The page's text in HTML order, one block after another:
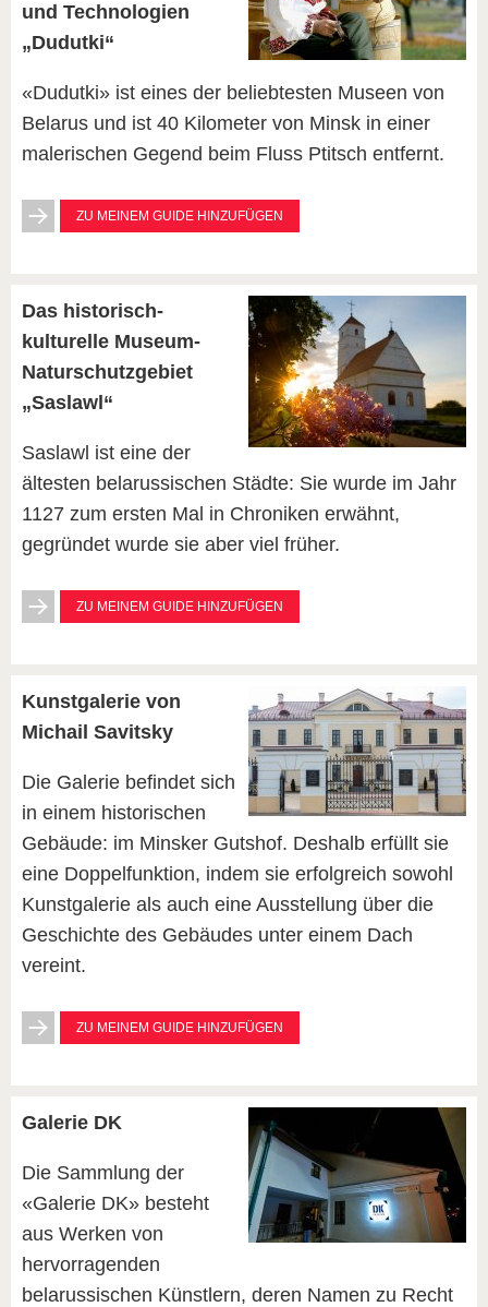
und Technologien
„Dudutki“
«Dudutki» ist eines der beliebtesten Museen von
Belarus und ist 40 Kilometer von Minsk in einer
malerischen Gegend beim Fluss Ptitsch entfernt.
ZU MEINEM GUIDE HINZUFÜGEN
Das historisch-
kulturelle Museum-
Naturschutzgebiet
„Saslawl“
Saslawl ist eine der
ältesten belarussischen Städte: Sie wurde im Jahr
1127 zum ersten Mal in Chroniken erwähnt,
gegründet wurde sie aber viel früher.
ZU MEINEM GUIDE HINZUFÜGEN
Kunstgalerie von
Michail Savitsky
Die Galerie befindet sich
in einem historischen
Gebäude: im Minsker Gutshof. Deshalb erfüllt sie
eine Doppelfunktion, indem sie erfolgreich sowohl
Kunstgalerie als auch eine Ausstellung über die
Geschichte des Gebäudes unter einem Dach
vereint.
ZU MEINEM GUIDE HINZUFÜGEN
Galerie DK
Die Sammlung der
«Galerie DK» besteht
aus Werken von
hervorragenden
belarussischen Künstlern, deren Namen zu Recht